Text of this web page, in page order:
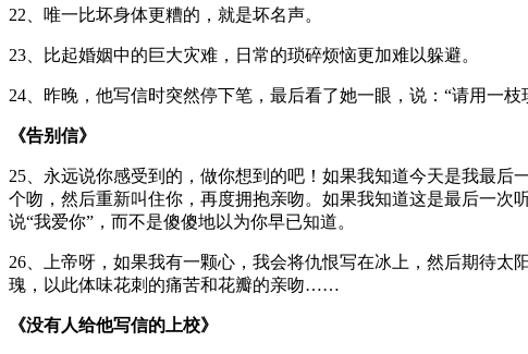
22、唯一比坏身体更糟的，就是坏名声。
23、比起婚姻中的巨大灾难，日常的琐碎烦恼更加难以躲避。
24、昨晚，他写信时突然停下笔，最后看了她一眼，说：“请用一枝
《告别信》
25、永远说你感受到的，做你想到的吧！如果我知道今天是我最
个吻，然后重新叫住你，再度拥抱亲吻。如果我知道这是最后一
说“我爱你”，而不是傻傻地以为你早已知道。
26、上帝呀，如果我有一颗心，我会将仇恨写在冰上，然后期待
瑰，以此体味花刺的痛苦和花瓣的亲吻……
《没有人给他写信的上校》